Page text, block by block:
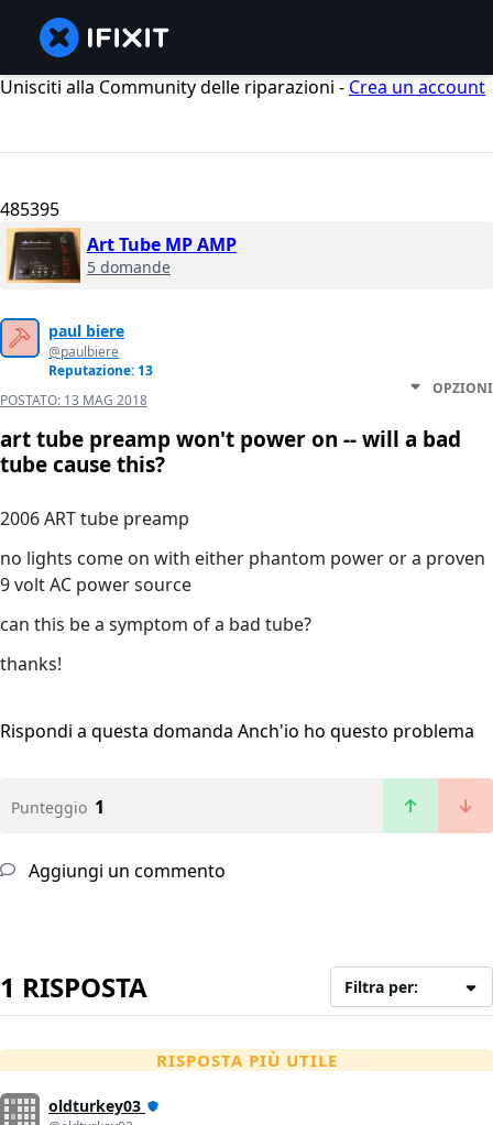
Unisciti alla Community delle riparazioni - Crea un account
485395
Art Tube MP AMP
5 domande
paul biere
@paulbiere
Reputazione: 13
POSTATO: 13 MAG 2018
OPZIONI
art tube preamp won't power on -- will a bad
tube cause this?
2006 ART tube preamp
no lights come on with either phantom power or a proven
9 volt AC power source
can this be a symptom of a bad tube?
thanks!
Rispondi a questa domanda Anch'io ho questo problema
Punteggio 1
Aggiungi un commento
1 RISPOSTA Filtra per:
RISPOSTA PIÙ UTILE
oldturkey03